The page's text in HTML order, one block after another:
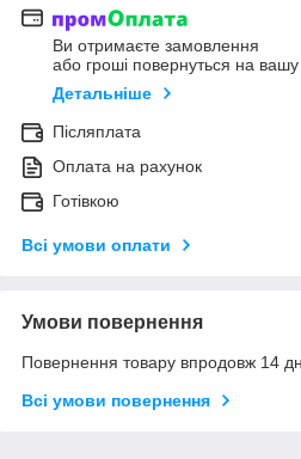
Ви отримаєте замовлення
або гроші повернуться на вашу
Детальніше
Післяплата
Оплата на рахунок
Готівкою
Всі умови оплати
Умови повернення
Повернення товару впродовж 14
Всі умови повернення